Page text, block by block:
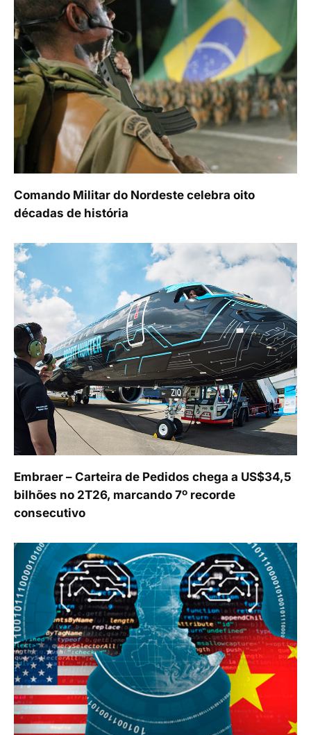
Comando Militar do Nordeste celebra oito
décadas de história
Embraer – Carteira de Pedidos chega a US$34,5
bilhões no 2T26, marcando 7º recorde
consecutivo